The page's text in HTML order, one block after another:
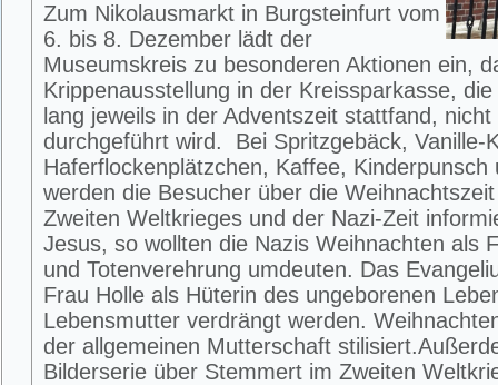
Zum Nikolausmarkt in Burgsteinfurt vom
6. bis 8. Dezember lädt der
Museumskreis zu besonderen Aktionen ein,
Krippenausstellung in der Kreissparkasse,
lang jeweils in der Adventszeit stattfand,
durchgeführt wird. Bei Spritzgebäck, Vanille-
Haferflockenplätzchen, Kaffee, Kinderpunsch
werden die Besucher über die
Zweiten Weltkrieges und der Nazi-Zeit
Jesus, so wollten die Nazis Weihnachten als
und Totenverehrung umdeuten. Das
Frau Holle als Hüterin des ungeborenen
Lebensmutter verdrängt werden.
der allgemeinen Mutterschaft
Bilderserie über Stemmert im Zweiten